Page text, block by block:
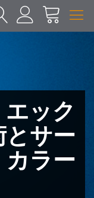
ック
サー
カラー